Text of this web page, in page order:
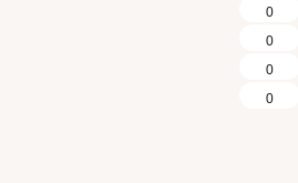
0
0
0
0